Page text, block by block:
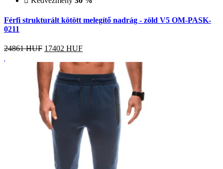
Férfi strukturált kötött melegítő nadrág - zöld V5 OM-PASK-
0211
24861 HUF 17402 HUF